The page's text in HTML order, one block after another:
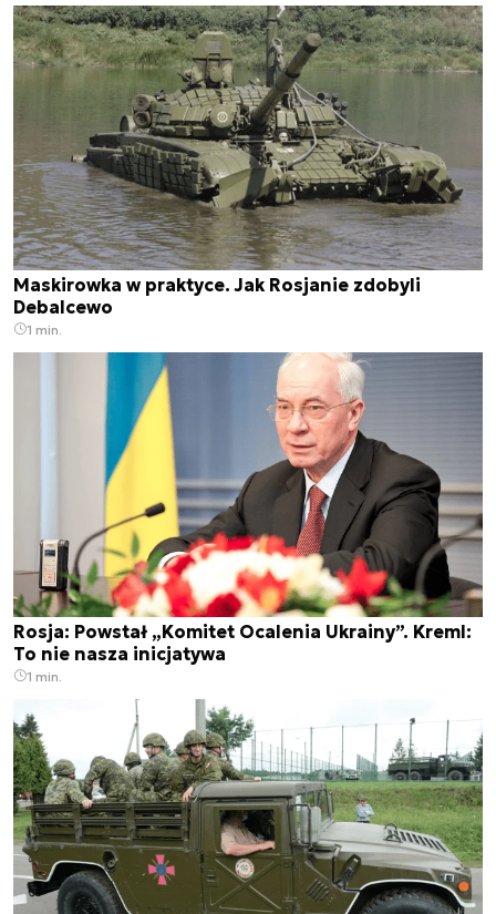
Maskirowka w praktyce. Jak Rosjanie zdobyli
Debalcewo
1 min.
Rosja: Powstał „Komitet Ocalenia Ukrainy”. Kreml:
To nie nasza inicjatywa
1 min.